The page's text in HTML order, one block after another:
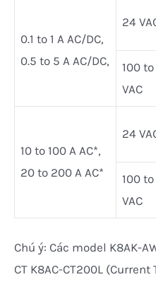
0.1 to 1 A AC/DC,
0.5 to 5 A AC/DC,
24
100
VAC
10 to 100 A AC*,
20 to 200 A AC*
24
100
VAC
Chú ý: Các model K8AK-
CT K8AC-CT200L